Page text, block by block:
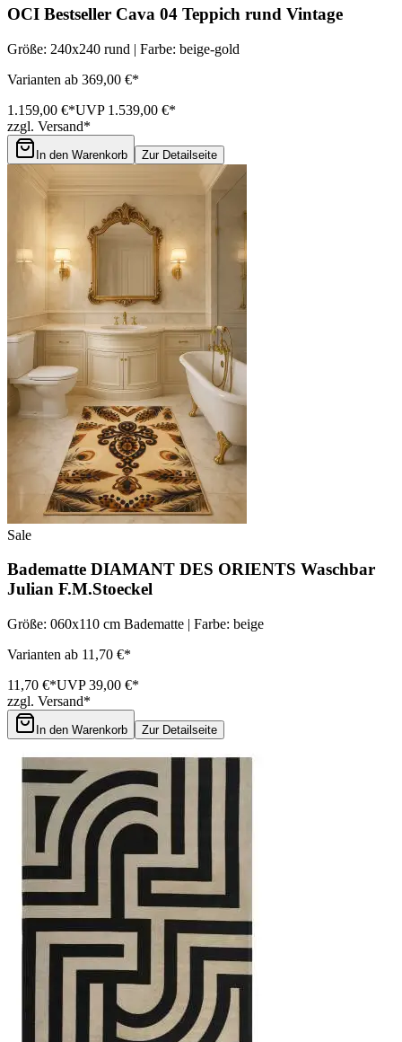
OCI Bestseller Cava 04 Teppich rund Vintage
Größe: 240x240 rund | Farbe: beige-gold
Varianten ab 369,00 €*
1.159,00 €*UVP 1.539,00 €*
zzgl. Versand*
In den Warenkorb Zur Detailseite
Sale
Badematte DIAMANT DES ORIENTS Waschbar
Julian F.M.Stoeckel
Größe: 060x110 cm Badematte | Farbe: beige
Varianten ab 11,70 €*
11,70 €*UVP 39,00 €*
zzgl. Versand*
In den Warenkorb Zur Detailseite